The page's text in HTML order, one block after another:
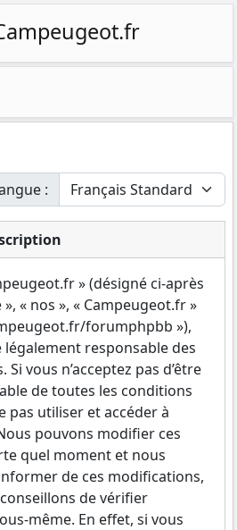
:
» (désigné ci-après
« nos », « Campeugeot.fr »
forumphpbb »),
légalement responsable des
vous n’acceptez pas d’être
de toutes les conditions
pas utiliser et accéder à
pouvons modifier ces
quel moment et nous
de ces modifications,
de vérifier
même. En effet, si vous